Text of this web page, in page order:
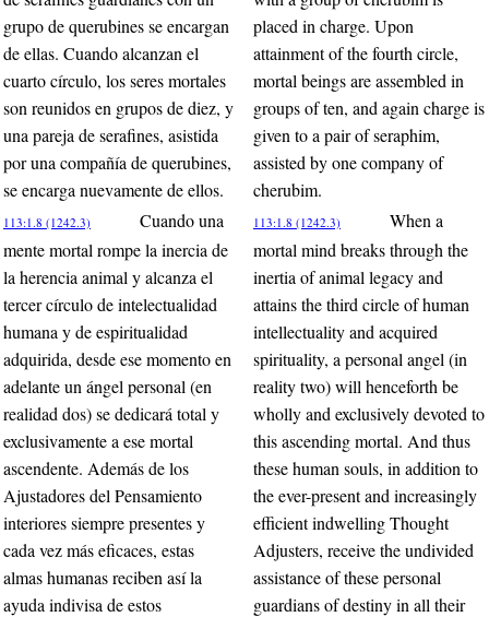
grupo de querubines se encargan
de ellas. Cuando alcanzan el
cuarto círculo, los seres mortales
son reunidos en grupos de diez, y
una pareja de serafines, asistida
por una compañía de querubines,
se encarga nuevamente de ellos.
placed in charge. Upon
attainment of the fourth circle,
mortal beings are assembled in
groups of ten, and again charge is
given to a pair of seraphim,
assisted by one company of
cherubim.
113:1.8 (1242.3)
Cuando una
mente mortal rompe la inercia de
la herencia animal y alcanza el
tercer círculo de intelectualidad
humana y de espiritualidad
adquirida, desde ese momento en
adelante un ángel personal (en
realidad dos) se dedicará total y
exclusivamente a ese mortal
ascendente. Además de los
Ajustadores del Pensamiento
interiores siempre presentes y
cada vez más eficaces, estas
almas humanas reciben así la
ayuda indivisa de estos
113:1.8 (1242.3)
When a
mortal mind breaks through the
inertia of animal legacy and
attains the third circle of human
intellectuality and acquired
spirituality, a personal angel (in
reality two) will henceforth be
wholly and exclusively devoted to
this ascending mortal. And thus
these human souls, in addition to
the ever-present and increasingly
efficient indwelling Thought
Adjusters, receive the undivided
assistance of these personal
guardians of destiny in all their